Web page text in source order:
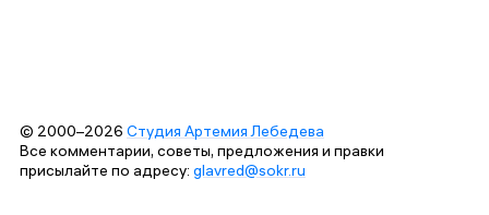
© 2000–2026 Студия Артемия Лебедева
Все комментарии, советы, предложения и правки
присылайте по адресу: glavred@sokr.ru